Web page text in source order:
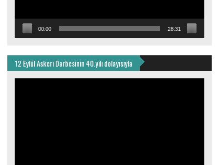
00:00 28:31
12 Eylül Askeri Darbesinin 40.yılı dolayısıyla